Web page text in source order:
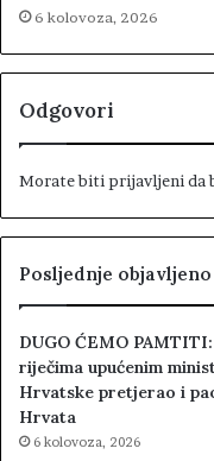
6 kolovoza, 2026
Odgovori
Morate biti prijavljeni da
Posljednje objavljeno
DUGO ĆEMO
riječima upućenim
Hrvatske pretjerao i
Hrvata
6 kolovoza, 2026